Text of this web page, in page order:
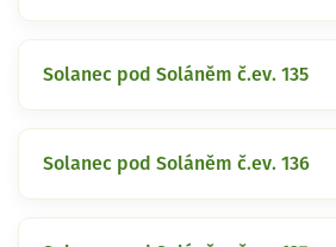
Solanec pod Soláněm č.ev. 135
Solanec pod Soláněm č.ev. 136